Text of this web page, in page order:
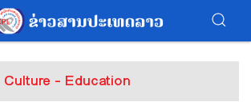
Culture - Education